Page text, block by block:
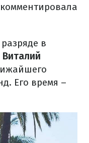
в
Виталий
Его время –